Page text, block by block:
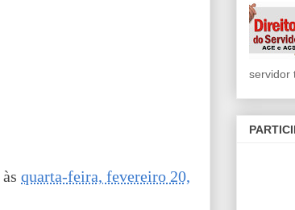
às quarta-feira, fevereiro 20,
servidor